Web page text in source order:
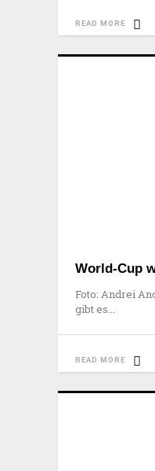
READ MORE
World-Cup
Foto: Andrei
gibt es
READ MORE